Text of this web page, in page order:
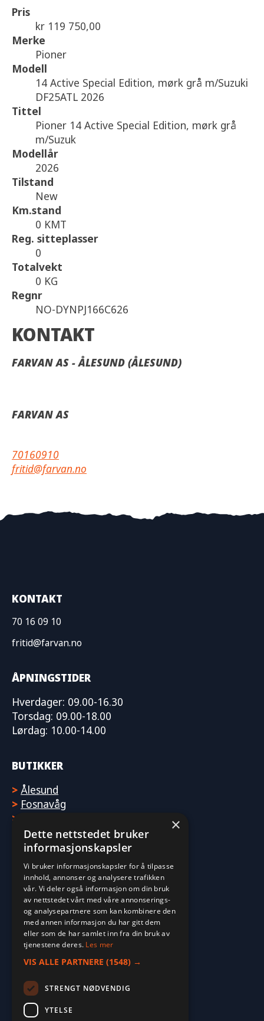
Pris
kr 119 750,00
Merke
Pioner
Modell
14 Active Special Edition, mørk grå m/Suzuki
DF25ATL 2026
Tittel
Pioner 14 Active Special Edition, mørk grå
m/Suzuk
Modellår
2026
Tilstand
New
Km.stand
0 KMT
Reg. sitteplasser
0
Totalvekt
0 KG
Regnr
NO-DYNPJ166C626
KONTAKT
FARVAN AS - ÅLESUND (ÅLESUND)
FARVAN AS
70160910
fritid@farvan.no
KONTAKT
70 16 09 10
fritid@farvan.no
ÅPNINGSTIDER
Hverdager: 09.00-16.30
Torsdag: 09.00-18.00
Lørdag: 10.00-14.00
BUTIKKER
> Ålesund
> Fosnavåg
>
×
Dette nettstedet bruker
informasjonskapsler
Vi bruker informasjonskapsler for å tilpasse
innhold, annonser og analysere trafikken
vår. Vi deler også informasjon om din bruk
av nettstedet vårt med våre annonserings-
og analysepartnere som kan kombinere den
med annen informasjon du har gitt dem
eller som de har samlet inn fra din bruk av
tjenestene deres. Les mer
VIS ALLE PARTNERE (1548) →
STRENGT NØDVENDIG
YTELSE